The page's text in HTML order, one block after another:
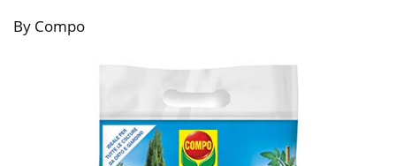
By Compo